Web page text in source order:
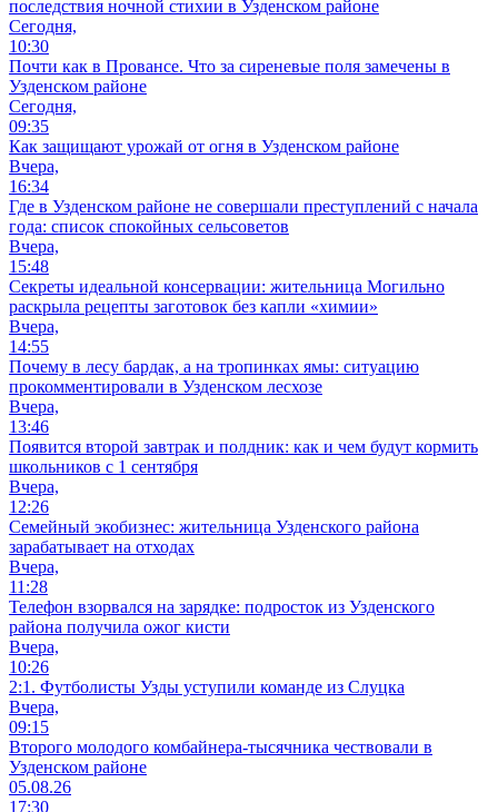
последствия ночной стихии в Узденском районе
Сегодня,
10:30
Почти как в Провансе. Что за сиреневые поля замечены в
Узденском районе
Сегодня,
09:35
Как защищают урожай от огня в Узденском районе
Вчера,
16:34
Где в Узденском районе не совершали преступлений с начала
года: список спокойных сельсоветов
Вчера,
15:48
Секреты идеальной консервации: жительница Могильно
раскрыла рецепты заготовок без капли «химии»
Вчера,
14:55
Почему в лесу бардак, а на тропинках ямы: ситуацию
прокомментировали в Узденском лесхозе
Вчера,
13:46
Появится второй завтрак и полдник: как и чем будут кормить
школьников с 1 сентября
Вчера,
12:26
Семейный экобизнес: жительница Узденского района
зарабатывает на отходах
Вчера,
11:28
Телефон взорвался на зарядке: подросток из Узденского
района получила ожог кисти
Вчера,
10:26
2:1. Футболисты Узды уступили команде из Слуцка
Вчера,
09:15
Второго молодого комбайнера-тысячника чествовали в
Узденском районе
05.08.26
17:30